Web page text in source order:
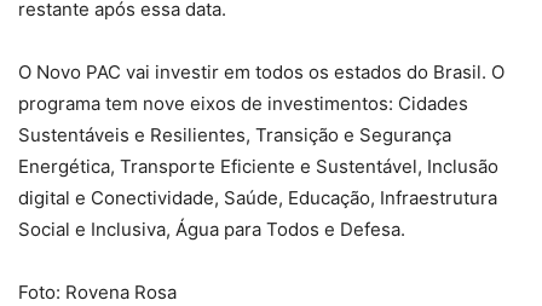
restante após essa data.
O Novo PAC vai investir em todos os estados do Brasil. O
programa tem nove eixos de investimentos: Cidades
Sustentáveis e Resilientes, Transição e Segurança
Energética, Transporte Eficiente e Sustentável, Inclusão
digital e Conectividade, Saúde, Educação, Infraestrutura
Social e Inclusiva, Água para Todos e Defesa.
Foto: Rovena Rosa